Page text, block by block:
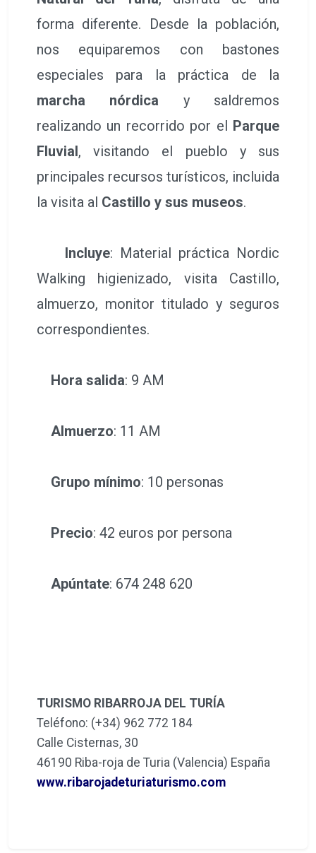
forma diferente. Desde la población,
nos equiparemos con bastones
especiales para la práctica de la
marcha nórdica y saldremos
realizando un recorrido por el Parque
Fluvial, visitando el pueblo y sus
principales recursos turísticos, incluida
la visita al Castillo y sus museos.
Incluye: Material práctica Nordic
Walking higienizado, visita Castillo,
almuerzo, monitor titulado y seguros
correspondientes.
Hora salida: 9 AM
Almuerzo: 11 AM
Grupo mínimo: 10 personas
Precio: 42 euros por persona
Apúntate: 674 248 620
TURISMO RIBARROJA DEL TURÍA
Teléfono: (+34) 962 772 184
Calle Cisternas, 30
46190 Riba-roja de Turia (Valencia) España
www.ribarojadeturiaturismo.com